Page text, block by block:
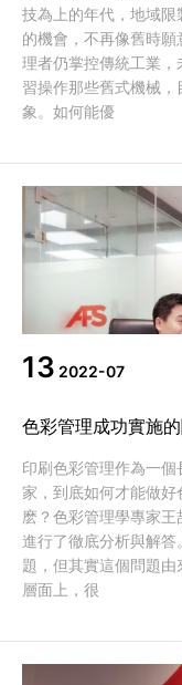
技為上的年代，地域
的機會，不再像舊時
理者仍掌控傳統工業
習操作那些舊式機械
象。如何能優
13 2022-07
色彩管理成功實施的
印刷色彩管理作為一
家，到底如何才能做
麽？色彩管理學專家
進行了徹底分析與解
題，但其實這個問題
層面上，很